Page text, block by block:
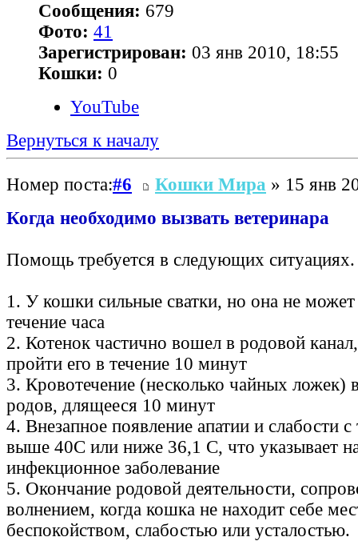
Сообщения: 679
Фото: 41
Зарегистрирован: 03 янв 2010, 18:55
Кошки: 0
YouTube
Вернуться к началу
Номер поста:#6 Кошки Мира » 15 янв
Когда необходимо вызвать ветеринара
Помощь требуется в следующих ситуациях.
1. У кошки сильные сватки, но она не может
течение часа
2. Котенок частично вошел в родовой
пройти его в течение 10 минут
3. Кровотечение (несколько чайных ложек)
родов, длящееся 10 минут
4. Внезапное появление апатии и слабости
выше 40С или ниже 36,1 С, что указывает
инфекционное заболевание
5. Окончание родовой деятельности,
волнением, когда кошка не находит себе
беспокойством, слабостью или усталостью.